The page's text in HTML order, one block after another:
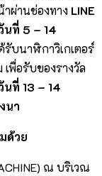
าผ่านช่องทาง LINE
นที่ 5 – 14
รับนาฬิกาวิเกเตอร์
พื่อรับของรางวัล
นที่ 13 – 14
นา
ด้วย
ณ บริเวณ